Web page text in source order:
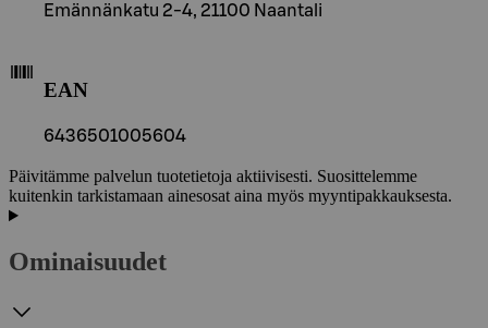
Emännänkatu 2-4, 21100 Naantali
EAN
6436501005604
Päivitämme palvelun tuotetietoja aktiivisesti. Suosittelemme
kuitenkin tarkistamaan ainesosat aina myös myyntipakkauksesta.
Ominaisuudet